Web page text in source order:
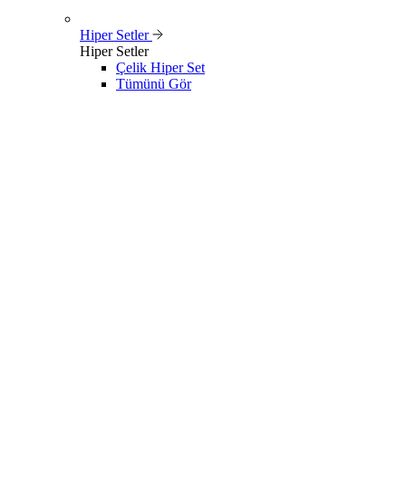
Hiper Setler
Hiper Setler
Çelik Hiper Set
Tümünü Gör